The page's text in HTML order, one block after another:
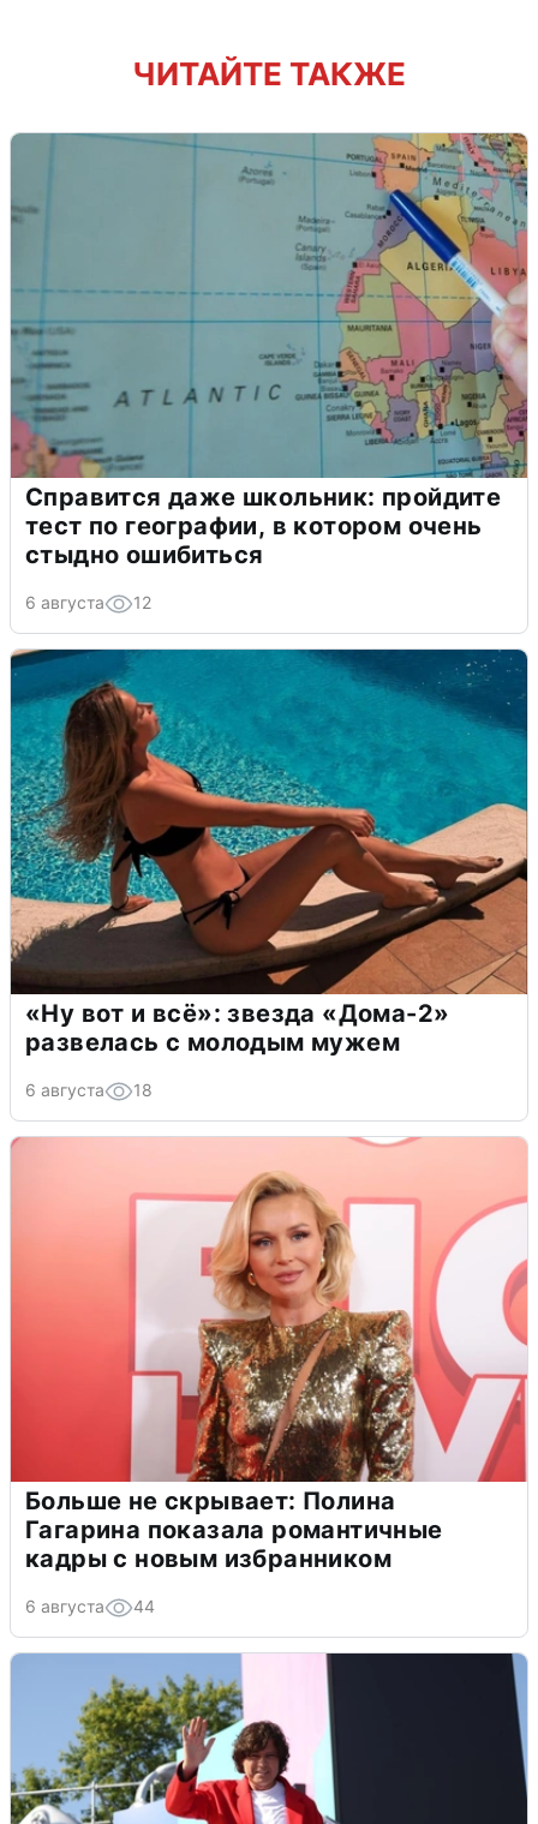
ЧИТАЙТЕ ТАКЖЕ
Справится даже школьник: пройдите
тест по географии, в котором очень
стыдно ошибиться
6 августа 12
«Ну вот и всё»: звезда «Дома-2»
развелась с молодым мужем
6 августа 18
Больше не скрывает: Полина
Гагарина показала романтичные
кадры с новым избранником
6 августа 44